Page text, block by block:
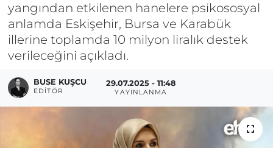
yangından etkilenen hanelere psikososyal
anlamda Eskişehir, Bursa ve Karabük
illerine toplamda 10 milyon liralık destek
verileceğini açıkladı.
BUSE KUŞCU
EDITÖR
29.07.2025 - 11:48
YAYINLANMA